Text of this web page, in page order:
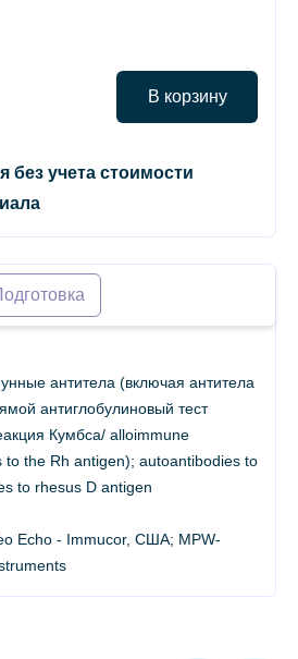
В корзину
без учета стоимости
антитела (включая антитела
антиглобулиновый тест
Кумбса/ alloimmune
to the Rh antigen); autoantibodies to
to rhesus D antigen
Echo - Immucor, США; MPW-